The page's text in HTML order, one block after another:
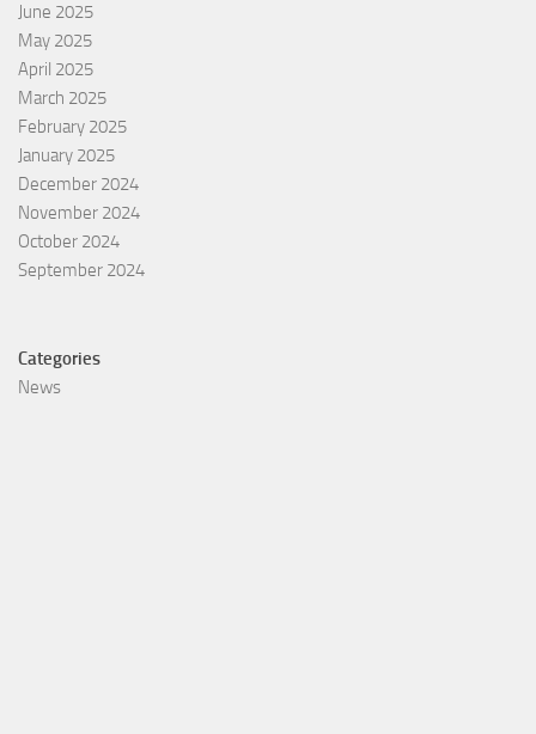
June 2025
May 2025
April 2025
March 2025
February 2025
January 2025
December 2024
November 2024
October 2024
September 2024
Categories
News